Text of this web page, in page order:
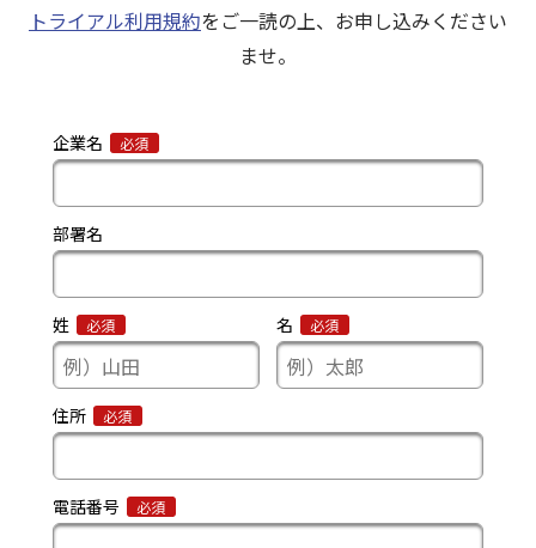
トライアル利用規約をご一読の上、お申し込みください
ませ。